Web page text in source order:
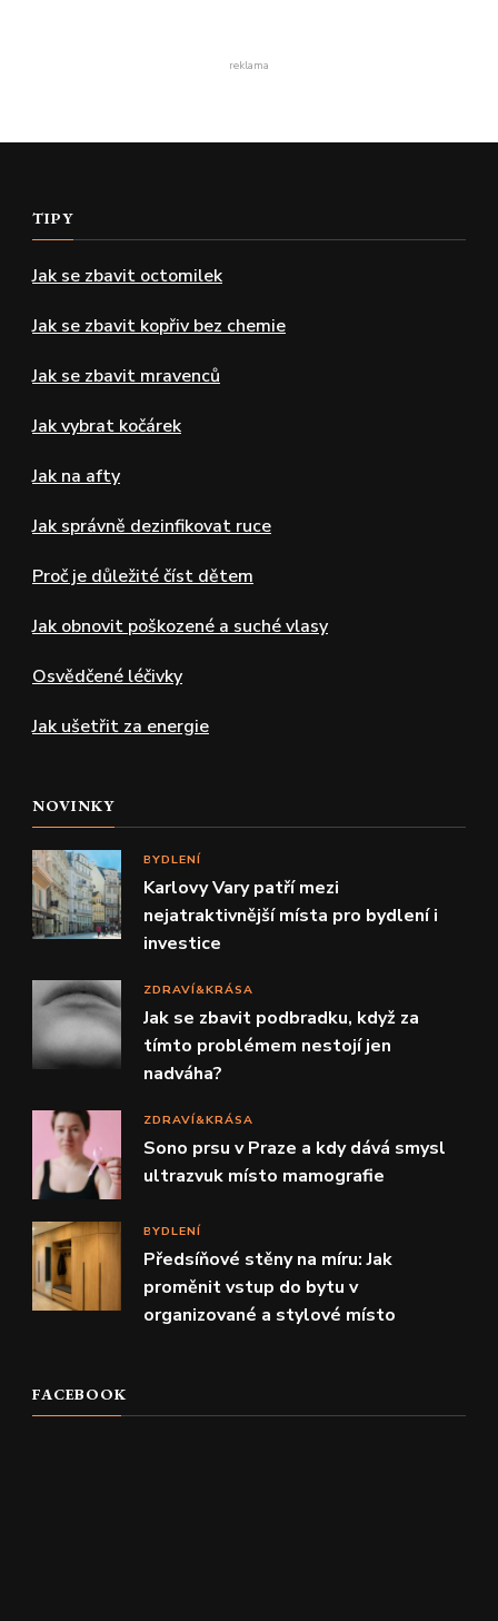
reklama
TIPY
Jak se zbavit octomilek
Jak se zbavit kopřiv bez chemie
Jak se zbavit mravenců
Jak vybrat kočárek
Jak na afty
Jak správně dezinfikovat ruce
Proč je důležité číst dětem
Jak obnovit poškozené a suché vlasy
Osvědčené léčivky
Jak ušetřit za energie
NOVINKY
BYDLENÍ
Karlovy Vary patří mezi
nejatraktivnější místa pro bydlení i
investice
ZDRAVÍ&KRÁSA
Jak se zbavit podbradku, když za
tímto problémem nestojí jen
nadváha?
ZDRAVÍ&KRÁSA
Sono prsu v Praze a kdy dává smysl
ultrazvuk místo mamografie
BYDLENÍ
Předsíňové stěny na míru: Jak
proměnit vstup do bytu v
organizované a stylové místo
FACEBOOK